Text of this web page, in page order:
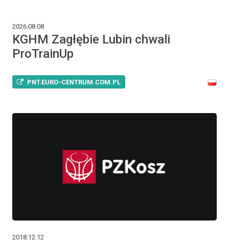
2026.08.08
KGHM Zagłębie Lubin chwali
ProTrainUp
PNT.EURO-CENTRUM.COM.PL
2018.12.12